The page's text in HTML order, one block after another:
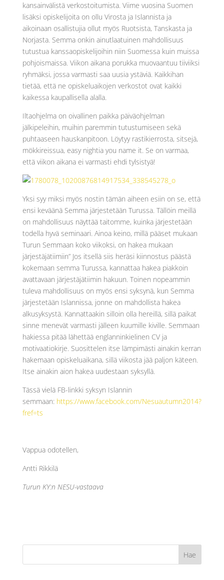
kansainvälistä verkostoitumista. Viime vuosina Suomen
lisäksi opiskelijoita on ollu Virosta ja Islannista ja
aikoinaan osallistujia ollut myös Ruotsista, Tanskasta ja
Norjasta. Semma onkin ainutlaatuinen mahdollisuus
tutustua kanssaopiskelijoihin niin Suomessa kuin muissa
pohjoismaissa. Viikon aikana porukka muovaantuu tiiviiksi
ryhmäksi, jossa varmasti saa uusia ystäviä. Kaikkihan
tietää, että ne opiskeluaikojen verkostot ovat kaikki
kaikessa kaupallisella alalla.
Iltaohjelma on oivallinen paikka päiväohjelman
jälkipeleihin, muihin paremmin tutustumiseen sekä
puhtaaseen hauskanpitoon. Löytyy rastikierrosta, sitsejä,
mökkireissua, easy nightia you name it. Se on varmaa,
että viikon aikana ei varmasti ehdi tylsistyä!
Yksi syy miksi myös nostin tämän aiheen esiin on se, että
ensi keväänä Semma järjestetään Turussa. Tällöin meillä
on mahdollisuus näyttää taitomme, kuinka järjestetään
todella hyvä seminaari. Ainoa keino, millä pääset mukaan
Turun Semmaan koko viikoksi, on hakea mukaan
järjestäjätiimiin” Jos itsellä siis heräsi kiinnostus päästä
kokemaan semma Turussa, kannattaa hakea piakkoin
avattavaan järjestäjätiimin hakuun. Toinen nopeammin
tuleva mahdollisuus on myös ensi syksynä, kun Semma
järjestetään Islannissa, jonne on mahdollista hakea
alkusyksystä. Kannattaakin silloin olla hereillä, sillä paikat
sinne menevät varmasti jälleen kuumille kiville. Semmaan
hakiessa pitää lähettää englanninkielinen CV ja
motivaatiokirje. Suosittelen itse lämpimästi ainakin kerran
hakemaan opiskeluaikana, sillä viikosta jää paljon käteen.
Itse ainakin aion hakea uudestaan syksyllä.
Tässä vielä FB-linkki syksyn Islannin
semmaan: https://www.facebook.com/Nesuautumn2014?
fref=ts
Vappua odotellen,
Antti Rikkilä
Turun KY:n NESU-vastaava